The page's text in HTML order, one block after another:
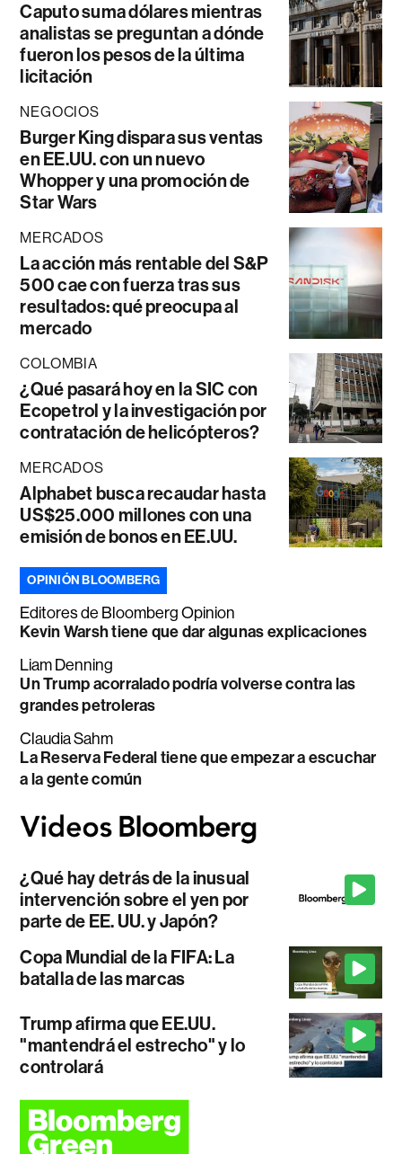
Caputo suma dólares mientras
analistas se preguntan a dónde
fueron los pesos de la última
licitación
NEGOCIOS
Burger King dispara sus ventas
en EE.UU. con un nuevo
Whopper y una promoción de
Star Wars
MERCADOS
La acción más rentable del S&P
500 cae con fuerza tras sus
resultados: qué preocupa al
mercado
COLOMBIA
¿Qué pasará hoy en la SIC con
Ecopetrol y la investigación por
contratación de helicópteros?
MERCADOS
Alphabet busca recaudar hasta
US$25.000 millones con una
emisión de bonos en EE.UU.
OPINIÓN BLOOMBERG
Editores de Bloomberg Opinion
Kevin Warsh tiene que dar algunas explicaciones
Liam Denning
Un Trump acorralado podría volverse contra las
grandes petroleras
Claudia Sahm
La Reserva Federal tiene que empezar a escuchar
a la gente común
¿Qué hay detrás de la inusual
intervención sobre el yen por
parte de EE. UU. y Japón?
Copa Mundial de la FIFA: La
batalla de las marcas
Trump afirma que EE.UU.
"mantendrá el estrecho" y lo
controlará